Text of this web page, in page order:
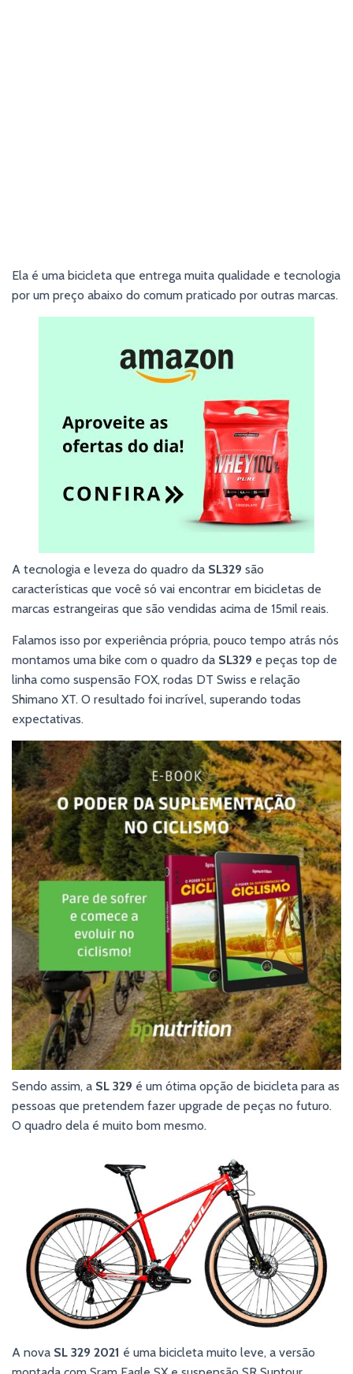
Ela é uma bicicleta que entrega muita qualidade e tecnologia
por um preço abaixo do comum praticado por outras marcas.
A tecnologia e leveza do quadro da SL329 são
características que você só vai encontrar em bicicletas de
marcas estrangeiras que são vendidas acima de 15mil reais.
Falamos isso por experiência própria, pouco tempo atrás nós
montamos uma bike com o quadro da SL329 e peças top de
linha como suspensão FOX, rodas DT Swiss e relação
Shimano XT. O resultado foi incrível, superando todas
expectativas.
Sendo assim, a SL 329 é um ótima opção de bicicleta para as
pessoas que pretendem fazer upgrade de peças no futuro.
O quadro dela é muito bom mesmo.
A nova SL 329 2021 é uma bicicleta muito leve, a versão